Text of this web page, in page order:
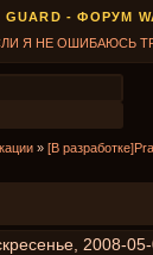
- ФОРУМ
Я НЕ ОШИБАЮСЬ
» [В
2008-